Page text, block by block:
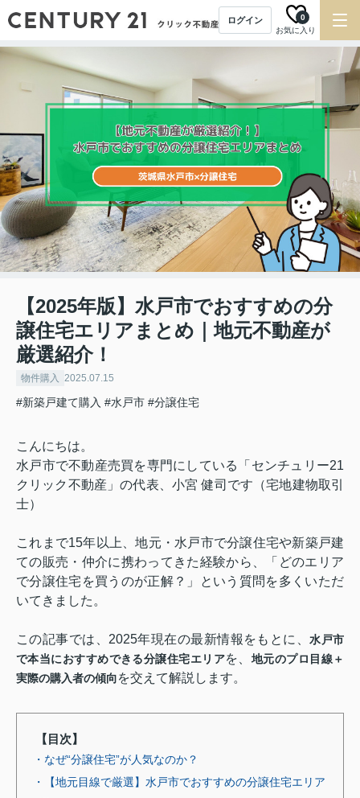
ログイン
お気に入り
0
【2025年版】水戸市でおすすめの分
譲住宅エリアまとめ｜地元不動産が
厳選紹介！
物件購入 2025.07.15
#新築戸建て購入 #水戸市 #分譲住宅
こんにちは。
水戸市で不動産売買を専門にしている「センチュリー21
クリック不動産」の代表、小宮 健司です（宅地建物取引
士）
これまで15年以上、地元・水戸市で分譲住宅や新築戸建
ての販売・仲介に携わってきた経験から、「どのエリア
で分譲住宅を買うのが正解？」という質問を多くいただ
いてきました。
この記事では、2025年現在の最新情報をもとに、水戸市
で本当におすすめできる分譲住宅エリアを、 地元のプロ目線＋
実際の購入者の傾向を交えて解説します。
【目次】
・なぜ“分譲住宅”が人気なのか？
・【地元目線で厳選】水戸市でおすすめの分譲住宅エリア